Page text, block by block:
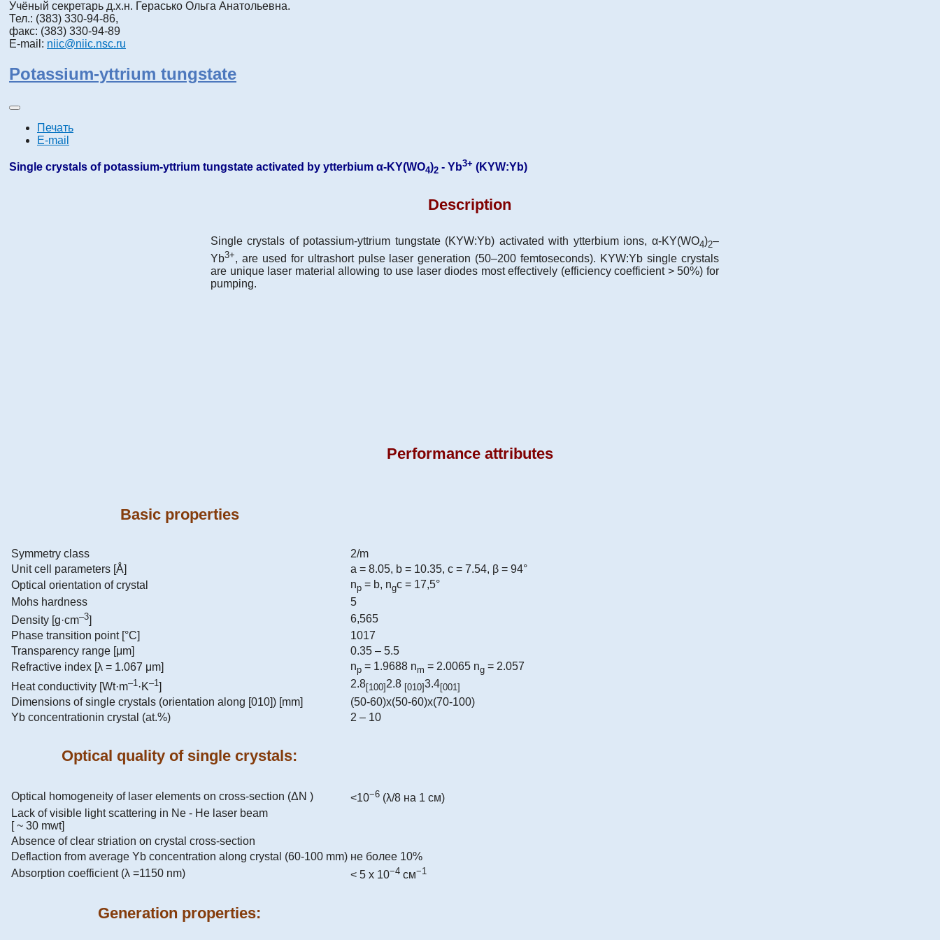
Учёный секретарь д.х.н. Герасько Ольга Анатольевна.
Тел.: (383) 330-94-86,
факс: (383) 330-94-89
E-mail: niic@niic.nsc.ru
Potassium-yttrium tungstate
Печать
E-mail
Single crystals of potassium-yttrium tungstate activated by ytterbium α-KY(WO4)2 - Yb3+ (KYW:Yb)
Description
Single crystals of potassium-yttrium tungstate (KYW:Yb) activated with ytterbium ions, α-KY(WO4)2–
Yb3+, are used for ultrashort pulse laser generation (50–200 femtoseconds). KYW:Yb single crystals
are unique laser material allowing to use laser diodes most effectively (efficiency coefficient > 50%) for
pumping.
Performance attributes
Basic properties
Symmetry class
2/m
Unit cell parameters [Å]
а = 8.05, b = 10.35, c = 7.54, β = 94°
Optical orientation of crystal
np = b, ngc = 17,5°
Mohs hardness
5
Density [g·cm–3]
6,565
Phase transition point [°C]
1017
Transparency range [μm]
0.35 – 5.5
Refractive index [λ = 1.067 μm]
np = 1.9688 nm = 2.0065 ng = 2.057
Heat conductivity [Wt·m–1 ·K–1 ] 2.8[100] 2.8 [010]3.4[001]
Dimensions of single crystals (orientation along [010]) [mm]
(50-60)х(50-60)х(70-100)
Yb concentrationin crystal (at.%)
2 – 10
Optical quality of single crystals:
Optical homogeneity of laser elements on cross-section (ΔN ) <10−6 (λ/8 на 1 см)
Lack of visible light scattering in Ne - He laser beam
[ ~ 30 mwt]
Absence of clear striation on crystal cross-section
Deflaction from average Yb concentration along crystal (60-100 mm) не более 10%
Absorption coefficient (λ =1150 nm)
< 5 х 10−4 см−1
Generation properties: